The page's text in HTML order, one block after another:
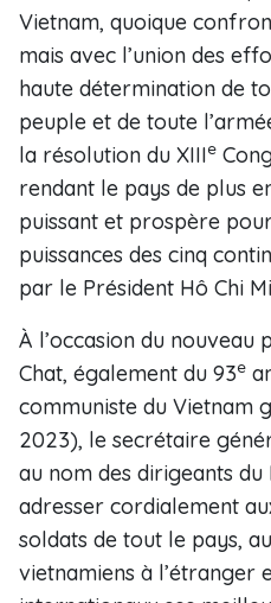
Vietnam, quoique
mais avec l’union des
haute détermination de
peuple et de toute
la résolution du XIIIe
rendant le pays de plus
puissant et prospère
puissances des cinq
par le Président Hô Chi
À l’occasion du nouveau
Chat, également du 93e
communiste du Vietnam
2023), le secrétaire
au nom des dirigeants du
adresser cordialement
soldats de tout le pays,
vietnamiens à l’étranger